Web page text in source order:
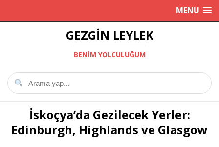
MENU
GEZGIN LEYLEK
BENIM YOLCULUĞUM
İskoçya’da Gezilecek Yerler:
Edinburgh, Highlands ve Glasgow